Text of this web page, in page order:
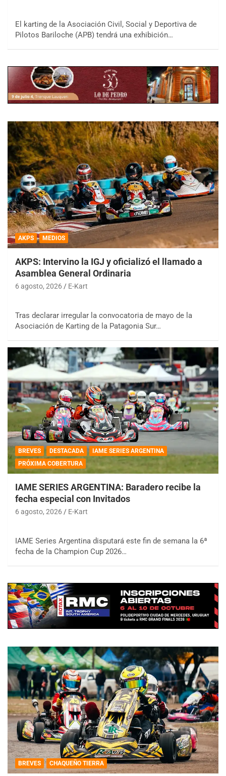
El karting de la Asociación Civil, Social y Deportiva de
Pilotos Bariloche (APB) tendrá una exhibición…
AKPS MEDIOS
AKPS: Intervino la IGJ y oficializó el llamado a
Asamblea General Ordinaria
6 agosto, 2026 E-Kart
Tras declarar irregular la convocatoria de mayo de la
Asociación de Karting de la Patagonia Sur…
BREVES DESTACADA
IAME SERIES ARGENTINA
PRÓXIMA COBERTURA
IAME SERIES ARGENTINA: Baradero recibe la
fecha especial con Invitados
6 agosto, 2026 E-Kart
IAME Series Argentina disputará este fin de semana la 6ª
fecha de la Champion Cup 2026…
BREVES CHAQUEÑO TIERRA